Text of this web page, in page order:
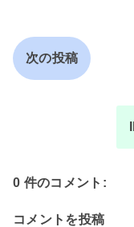
次の投稿
0 件のコメント:
コメントを投稿